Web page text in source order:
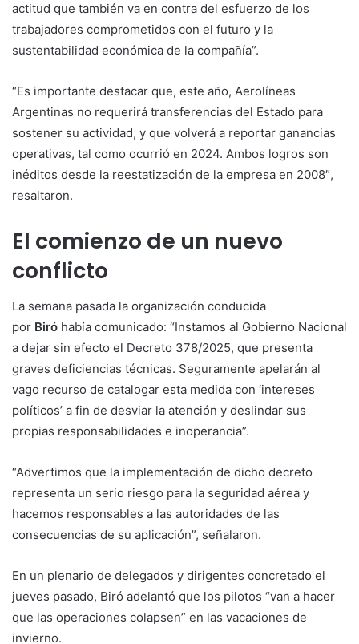
actitud que también va en contra del esfuerzo de los
trabajadores comprometidos con el futuro y la
sustentabilidad económica de la compañía”.
“Es importante destacar que, este año, Aerolíneas
Argentinas no requerirá transferencias del Estado para
sostener su actividad, y que volverá a reportar ganancias
operativas, tal como ocurrió en 2024. Ambos logros son
inéditos desde la reestatización de la empresa en 2008″,
resaltaron.
El comienzo de un nuevo
conflicto
La semana pasada la organización conducida
por Biró había comunicado: “Instamos al Gobierno Nacional
a dejar sin efecto el Decreto 378/2025, que presenta
graves deficiencias técnicas. Seguramente apelarán al
vago recurso de catalogar esta medida con ‘intereses
políticos’ a fin de desviar la atención y deslindar sus
propias responsabilidades e inoperancia”.
“Advertimos que la implementación de dicho decreto
representa un serio riesgo para la seguridad aérea y
hacemos responsables a las autoridades de las
consecuencias de su aplicación”, señalaron.
En un plenario de delegados y dirigentes concretado el
jueves pasado, Biró adelantó que los pilotos “van a hacer
que las operaciones colapsen” en las vacaciones de
invierno.